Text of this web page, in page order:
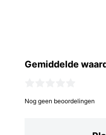
Gemiddelde
Nog geen beoordelingen